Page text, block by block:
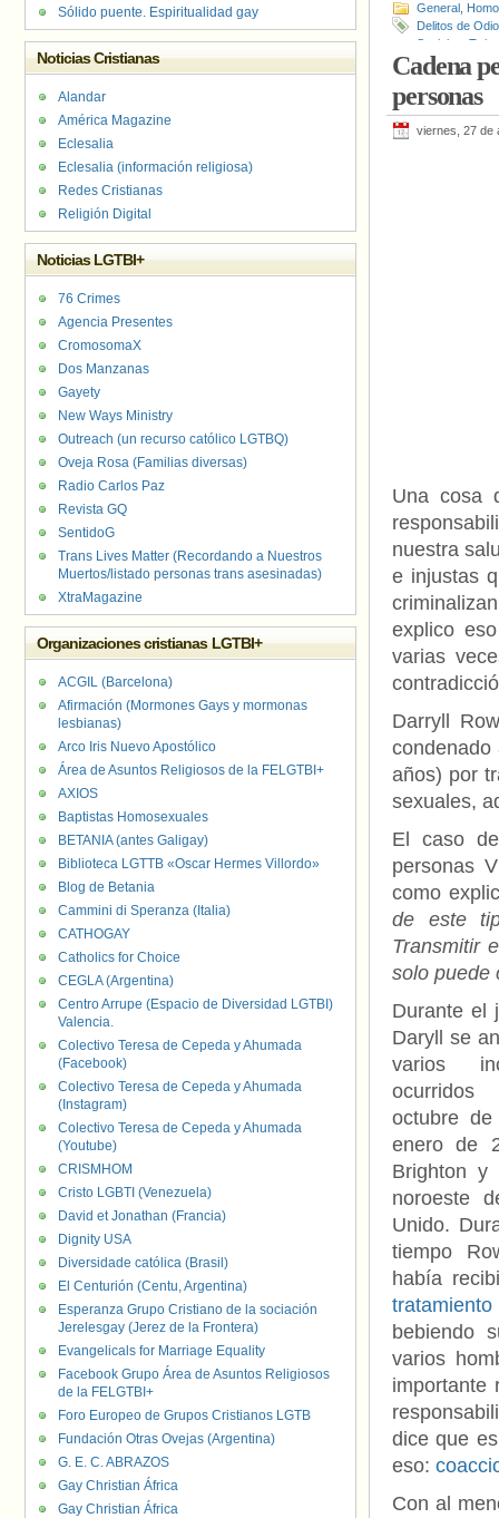
General
Delitos de Odio
Sociales
Cadena
personas
viernes, 27 de
Una cosa
nuestra
e injustas
explico
varias
Darryll
condenado
años) por
sexuales,
El caso
personas
como
de este
Transmitir
solo puede
Durante el
Daryll se
varios
octubre
enero de
Brighton y
noroeste
Unido.
tiempo
había
bebiendo
varios
importante
dice que
eso:
Con al
Sólido puente. Espiritualidad gay
Noticias Cristianas
Alandar
América Magazine
Eclesalia
Eclesalia (información religiosa)
Redes Cristianas
Religión Digital
Noticias LGTBI+
76 Crimes
Agencia Presentes
CromosomaX
Dos Manzanas
Gayety
New Ways Ministry
Outreach (un recurso católico LGTBQ)
Oveja Rosa (Familias diversas)
Radio Carlos Paz
Revista GQ
SentidoG
Trans Lives Matter (Recordando a Nuestros
Muertos/listado personas trans asesinadas)
XtraMagazine
Organizaciones cristianas LGTBI+
ACGIL (Barcelona)
Afirmación (Mormones Gays y mormonas
lesbianas)
Arco Iris Nuevo Apostólico
Área de Asuntos Religiosos de la FELGTBI+
AXIOS
Baptistas Homosexuales
BETANIA (antes Galigay)
Biblioteca LGTTB «Oscar Hermes Villordo»
Blog de Betania
Cammini di Speranza (Italia)
CATHOGAY
Catholics for Choice
CEGLA (Argentina)
Centro Arrupe (Espacio de Diversidad LGTBI)
Valencia.
Colectivo Teresa de Cepeda y Ahumada
(Facebook)
Colectivo Teresa de Cepeda y Ahumada
(Instagram)
Colectivo Teresa de Cepeda y Ahumada
(Youtube)
CRISMHOM
Cristo LGBTI (Venezuela)
David et Jonathan (Francia)
Dignity USA
Diversidade católica (Brasil)
El Centurión (Centu, Argentina)
Esperanza Grupo Cristiano de la sociación
Jerelesgay (Jerez de la Frontera)
Evangelicals for Marriage Equality
Facebook Grupo Área de Asuntos Religiosos
de la FELGTBI+
Foro Europeo de Grupos Cristianos LGTB
Fundación Otras Ovejas (Argentina)
G. E. C. ABRAZOS
Gay Christian África
Gay Christian África